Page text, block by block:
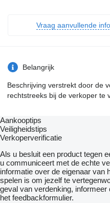
Vraag aanvullende
Belangrijk
Beschrijving verstrekt door de
rechtstreeks bij de verkoper te
Aankooptips
Veiligheidstips
Verkoperverificatie
Als u besluit een product tegen
u communiceert met de echte
informatie over de eigenaar van
spelen is om jezelf te
geval van verdenking,
het feedbackformulier.